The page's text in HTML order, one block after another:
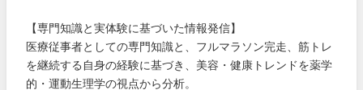
【専門知識と実体験に基づいた情報発信】
医療従事者としての専門知識と、フルマラソン完走、筋トレ
を継続する自身の経験に基づき、美容・健康トレンドを薬学
的・運動生理学の視点から分析。